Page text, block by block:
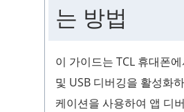
는 방법
이 가이드는 TCL 휴대폰
및 USB 디버깅을 활성화
케이션을 사용하여 앱 디